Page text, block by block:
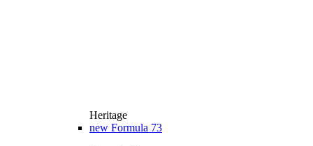
Heritage
new Formula 73